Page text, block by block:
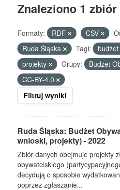
Znaleziono 1 zbiór
Formaty: RDF CSV
Ruda Śląska
Tagi:
projekty
Grupy: Budżet
CC-BY-4.0
Filtruj wyniki
Ruda Śląska: Budżet
wnioski, projekty) - 2022
Zbiór danych obejmuje projekty
obywatelskiego
decydują o sposobie
poprzez zgłaszanie...